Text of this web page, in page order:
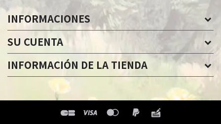
INFORMACIONES
SU CUENTA
INFORMACIÓN DE LA TIENDA